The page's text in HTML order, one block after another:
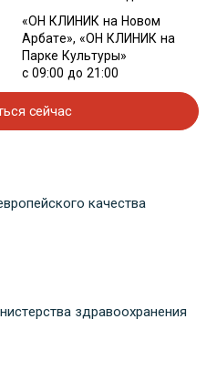
«ОН КЛИНИК на Новом
Арбате», «ОН КЛИНИК на
Парке Культуры»
с 09:00 до 21:00
сейчас
качества
здравоохранения